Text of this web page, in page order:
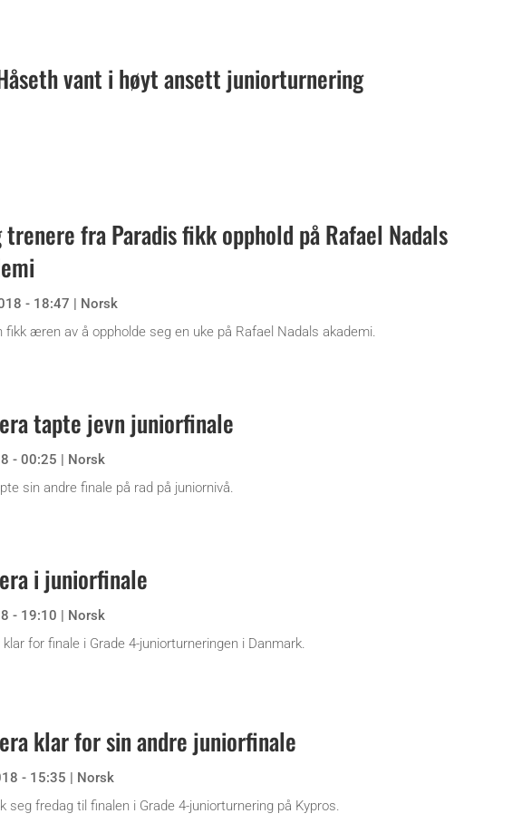
vant i høyt ansett juniorturnering
fra Paradis fikk opphold på Rafael Nadals
- 18:47 | Norsk
fikk æren av å oppholde seg en uke på Rafael Nadals akademi.
tapte jevn juniorfinale
- 00:25 | Norsk
sin andre finale på rad på juniornivå.
i juniorfinale
- 19:10 | Norsk
for finale i Grade 4-juniorturneringen i Danmark.
klar for sin andre juniorfinale
- 15:35 | Norsk
seg fredag til finalen i Grade 4-juniorturnering på Kypros.